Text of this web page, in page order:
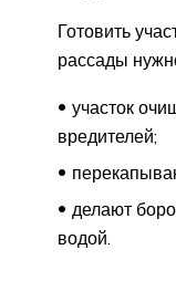
Готовить
рассады
участок
вредителей;
делают
водой.